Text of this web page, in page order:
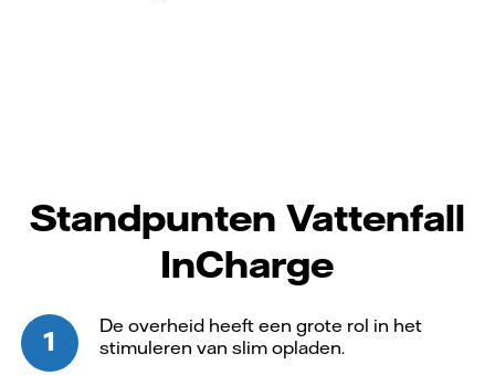
Standpunten Vattenfall
InCharge
De overheid heeft een grote rol in het
stimuleren van slim opladen.